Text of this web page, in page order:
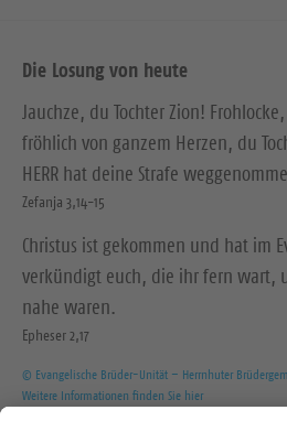
Die Losung von heute
Jauchze, du Tochter Zion!
fröhlich von ganzem Herzen, du
HERR hat deine Strafe
Zefanja 3,14-15
Christus ist gekommen und hat im
verkündigt euch, die ihr fern wart,
nahe waren.
Epheser 2,17
© Evangelische Brüder-Unität – Herrnhuter
Weitere Informationen finden Sie hier